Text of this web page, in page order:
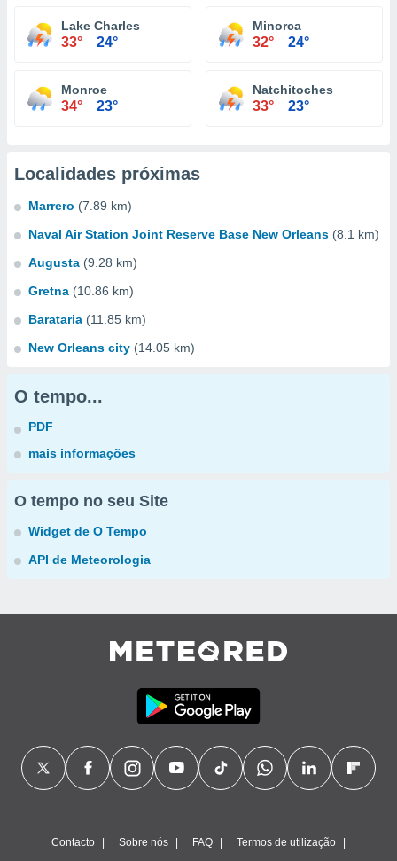
Lake Charles
33° 24°
Minorca
32° 24°
Monroe
34° 23°
Natchitoches
33° 23°
Localidades próximas
Marrero (7.89 km)
Naval Air Station Joint Reserve Base New Orleans (8.1 km)
Augusta (9.28 km)
Gretna (10.86 km)
Barataria (11.85 km)
New Orleans city (14.05 km)
O tempo...
PDF
mais informações
O tempo no seu Site
Widget de O Tempo
API de Meteorologia
Contacto Sobre nós FAQ Termos de utilização